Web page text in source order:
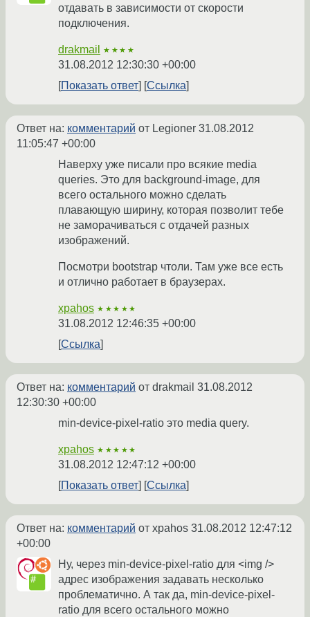
отдавать в зависимости от скорости
подключения.
drakmail ★★★★
31.08.2012 12:30:30 +00:00
Показать ответ
Ссылка
Ответ на: комментарий от Legioner 31.08.2012
11:05:47 +00:00
Наверху уже писали про всякие media
queries. Это для background-image, для
всего остального можно сделать
плавающую ширину, которая позволит тебе
не заморачиваться с отдачей разных
изображений.
Посмотри bootstrap чтоли. Там уже все есть
и отлично работает в браузерах.
xpahos ★★★★★
31.08.2012 12:46:35 +00:00
Ссылка
Ответ на: комментарий от drakmail 31.08.2012
12:30:30 +00:00
min-device-pixel-ratio это media query.
xpahos ★★★★★
31.08.2012 12:47:12 +00:00
Показать ответ
Ссылка
Ответ на: комментарий от xpahos 31.08.2012 12:47:12
+00:00
Ну, через min-device-pixel-ratio для <img />
адрес изображения задавать несколько
проблематично. А так да, min-device-pixel-
ratio для всего остального можно